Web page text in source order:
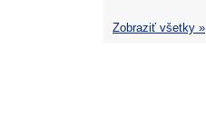
Zobraziť všetky »